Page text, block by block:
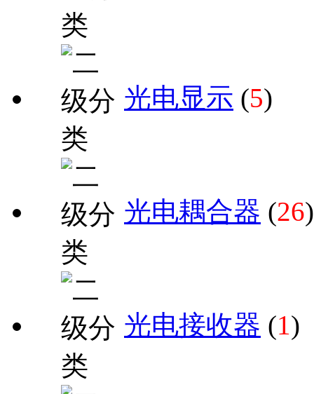
光电显示 (5)
光电耦合器 (26)
光电接收器 (1)